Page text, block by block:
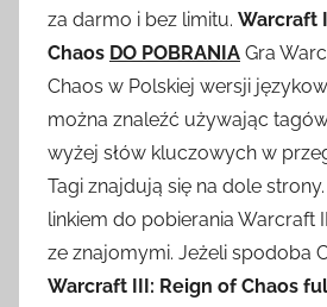
za darmo i bez limitu. Warcraft
Chaos DO POBRANIA Gra
Chaos w Polskiej wersji
można znaleźć używając
wyżej słów kluczowych w
Tagi znajdują się na dole
linkiem do pobierania Warcraft
ze znajomymi. Jeżeli spodoba
Warcraft III: Reign of Chaos